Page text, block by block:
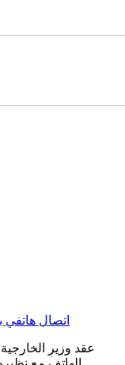
اتصال هاتفي
عقد وزير